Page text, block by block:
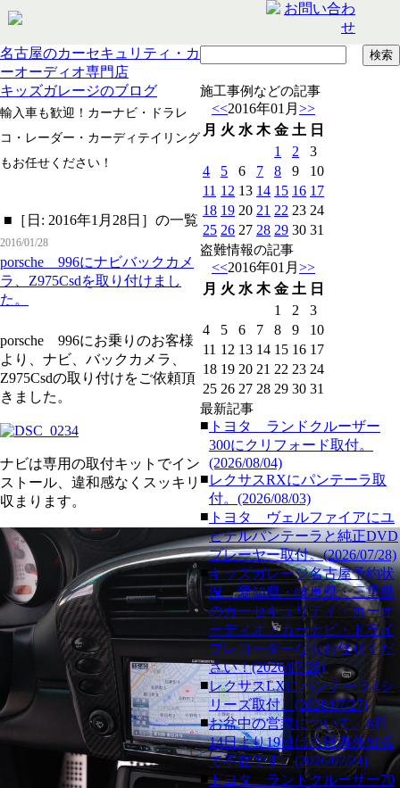
名古屋のカーセキュリティ・カ
ーオーディオ専門店
キッズガレージのブログ
輸入車も歓迎！カーナビ・ドラレ
コ・レーダー・カーディテイリング
もお任せください！
■［日: 2016年1月28日］の一覧
2016/01/28
porsche 996にナビバックカメ
ラ、Z975Csdを取り付けまし
た。
porsche 996にお乗りのお客様
より、ナビ、バックカメラ、
Z975Csdの取り付けをご依頼頂
きました。
ナビは専用の取付キットでイン
ストール、違和感なくスッキリ
収まります。
施工事例などの記事
<<2016年01月 >>
月 火 水 木 金 土 日
1
2
3
4
5 6 7 8 9
10
11 12 13 14 15 16 17
18 19 20 21 22 23 24
25 26 27 28 29 30 31
盗難情報の記事
<<2016年01月 >>
月 火 水 木 金 土 日
1
2
3
4
5 6 7 8 9
10
11 12 13 14 15 16 17
18 19 20 21 22 23 24
25 26 27 28 29 30 31
最新記事
■ トヨタ ランドクルーザー
300にクリフォード取付。
(2026/08/04)
■レクサスRXにパンテーラ取
付。(2026/08/03)
■ トヨタ ヴェルファイアにユ
ピテルパンテーラと純正DVD
プレーヤー取付。(2026/07/28)
キッズガレージ名古屋予約状
況 愛知県・岐阜県・三重県
のカーセキュリティ・カーオ
ーディオ・カーナビ・ドライ
ブレコーダーならお任せくだ
さい！(2026/07/28)
■レクサスLXにパンテーラZシ
リーズ取付。(2026/07/27)
■お盆中の営業について。8月
14日より19日は吉田海外出張
で不在です。(2026/07/24)
■トヨタ ランドクルーザー70